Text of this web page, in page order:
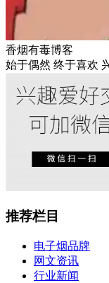
香烟有毒博客
始于偶然 终于喜欢
推荐栏目
电子烟品牌
网文资讯
行业新闻